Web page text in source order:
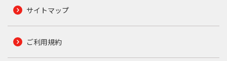
サイトマップ
ご利用規約